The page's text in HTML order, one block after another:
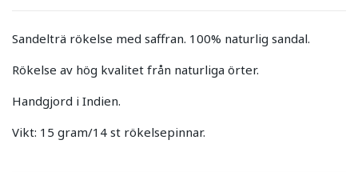
Sandelträ rökelse med saffran. 100% naturlig sandal.
Rökelse av hög kvalitet från naturliga örter.
Handgjord i Indien.
Vikt: 15 gram/14 st rökelsepinnar.